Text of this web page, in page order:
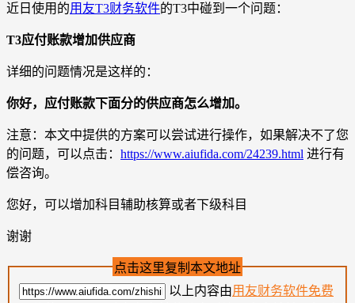
近日使用的用友T3财务软件的T3中碰到一个问题：
T3应付账款增加供应商
详细的问题情况是这样的：
你好，应付账款下面分的供应商怎么增加。
注意：本文中提供的方案可以尝试进行操作，如果解决不了您
的问题，可以点击： https://www.aiufida.com/24239.html 进行有
偿咨询。
您好，可以增加科目辅助核算或者下级科目
谢谢
点击这里复制本文地址
以上内容由用友财务软件免费